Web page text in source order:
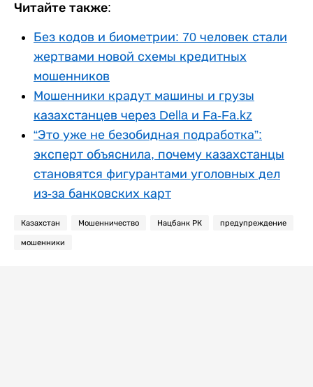
Читайте также:
Без кодов и биометрии: 70 человек стали
жертвами новой схемы кредитных
мошенников
Мошенники крадут машины и грузы
казахстанцев через Della и Fa-Fa.kz
“Это уже не безобидная подработка”:
эксперт объяснила, почему казахстанцы
становятся фигурантами уголовных дел
из-за банковских карт
Казахстан Мошенничество Нацбанк РК предупреждение
мошенники